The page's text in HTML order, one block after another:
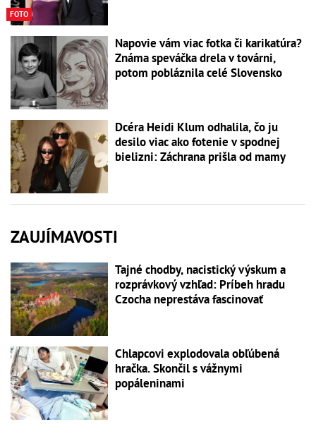
FOTO
Napovie vám viac fotka či karikatúra?
Známa speváčka drela v továrni,
potom pobláznila celé Slovensko
Dcéra Heidi Klum odhalila, čo ju
desilo viac ako fotenie v spodnej
bielizni: Záchrana prišla od mamy
ZAUJÍMAVOSTI
Tajné chodby, nacistický výskum a
rozprávkový vzhľad: Príbeh hradu
Czocha neprestáva fascinovať
Chlapcovi explodovala obľúbená
hračka. Skončil s vážnymi
popáleninami